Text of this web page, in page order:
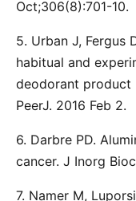
Oct;306(8):701-10.
5. Urban J, Fergus
habitual and
deodorant product
PeerJ. 2016 Feb 2.
6. Darbre PD.
cancer. J Inorg
7. Namer M,